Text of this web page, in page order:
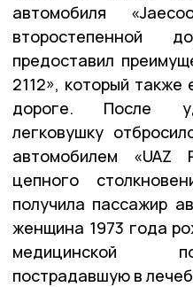
автомобиля
второстепенной
предоставил
2112», который также
дороге. После
легковушку
автомобилем «UAZ
цепного
получила пассажир
женщина 1973 года
медицинской
пострадавшую в